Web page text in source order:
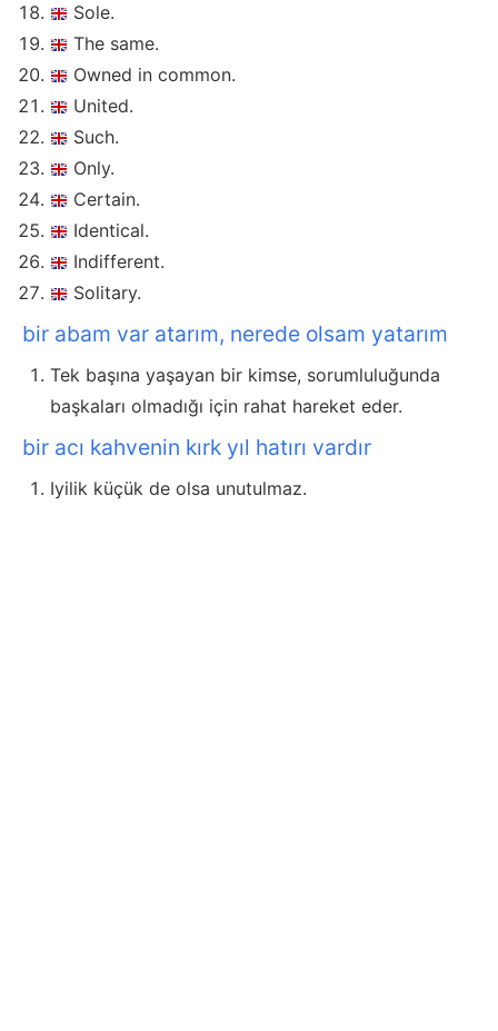
Sole.
The same.
Owned in common.
United.
Such.
Only.
Certain.
Identical.
Indifferent.
Solitary.
bir abam var atarım, nerede olsam yatarım
Tek başına yaşayan bir kimse, sorumluluğunda
başkaları olmadığı için rahat hareket eder.
bir acı kahvenin kırk yıl hatırı vardır
Iyilik küçük de olsa unutulmaz.